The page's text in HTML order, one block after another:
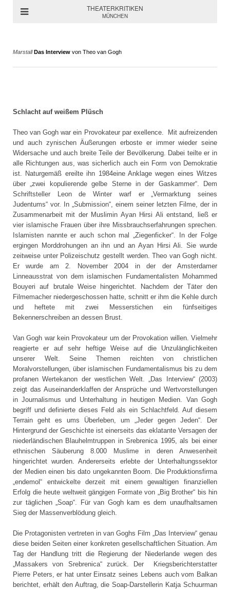
THEATERKRITIKEN
MÜNCHEN
Marstall Das Interview von Theo van Gogh
Schlacht auf weißem Plüsch
Theo van Gogh war ein Provokateur par exellence. Mit aufreizenden
und auch zynischen Äußerungen erboste er immer wieder seine
Widersache und auch breite Teile der Bevölkerung. Dabei teilte er in
alle Richtungen aus, was sicherlich auch ein Form von Demokratie
ist. Naturgemäß ereilte ihn 1984eine Anklage wegen eines Witzes
über „zwei kopulierende gelbe Sterne in der Gaskammer“. Dem
Schriftsteller Leon de Winter warf er „Vermarktung seines
Judentums“ vor. In „Submission“, einem seiner letzten Filme, der in
Zusammenarbeit mit der Muslimin Ayan Hirsi Ali entstand, ließ er
vier islamische Frauen über ihre Missbrauchserfahrungen sprechen.
Islamisten nannte er auch schon mal „Ziegenficker“. In der Folge
ergingen Morddrohungen an ihn und an Ayan Hirsi Ali. Sie wurde
zeitweise unter Polizeischutz gestellt werden. Theo van Gogh nicht.
Er wurde am 2. November 2004 in der der Amsterdamer
Linneausstrat von dem islamischen Fundamentalisten Mohammed
Bouyeri auf brutale Weise hingerichtet. Nachdem der Täter den
Filmemacher niedergeschossen hatte, schnitt er ihm die Kehle durch
und heftete mit zwei Messerstichen ein fünfseitiges
Bekennerschreiben an dessen Brust.
Van Gogh war kein Provokateur um der Provokation willen. Vielmehr
reagierte er auf sehr heftige Weise auf die Unzulänglichkeiten
unserer Welt. Seine Themen reichten von christlichen
Moralvorstellungen, über islamischen Fundamentalismus bis zu dem
profanen Wertekanon der westlichen Welt. „Das Interview“ (2003)
zeigt das Auseinanderklaffen der Ansprüche und Wertvorstellungen
in Journalismus und Unterhaltung in heutigen Medien. Van Gogh
begriff und definierte dieses Feld als ein Schlachtfeld. Auf diesem
Terrain geht es ums Überleben, um „Jeder gegen Jeden“. Der
Hintergrund der Geschichte ist einerseits das eklatante Versagen der
niederländischen Blauhelmtruppen in Srebrenica 1995, als bei einer
ethnischen Säuberung 8.000 Muslime in deren Anwesenheit
hingerichtet wurden. Andererseits erlebte der Unterhaltungssektor
der Medien einen bis dato ungekannten Boom. Die Produktionsfirma
„endemol“ entwickelte derzeit mit einem gewaltigen finanziellen
Erfolg die heute weltweit gängigen Formate von „Big Brother“ bis hin
zur täglichen „Soap“. Für van Gogh kam es dem unaufhaltsamen
Sieg der Massenverblödung gleich.
Die Protagonisten vertreten in van Goghs Film „Das Interview“ genau
diese beiden Seiten einer konkreten gesellschaftlichen Situation. Am
Tag der Handlung tritt die Regierung der Niederlande wegen des
„Massakers von Srebrenica“ zurück. Der Kriegsberichterstatter
Pierre Peters, er hat unter Einsatz seines Lebens auch vom Balkan
berichtet, erhält den Auftrag, die Soap-Darstellerin Katja Schuurman